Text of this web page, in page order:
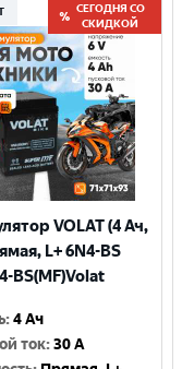
СЕГОДНЯ СО
СКИДКОЙ
VOLAT (4 Ач,
L+ 6N4-BS
BS(MF)Volat
:4 Ач
ток:30 A